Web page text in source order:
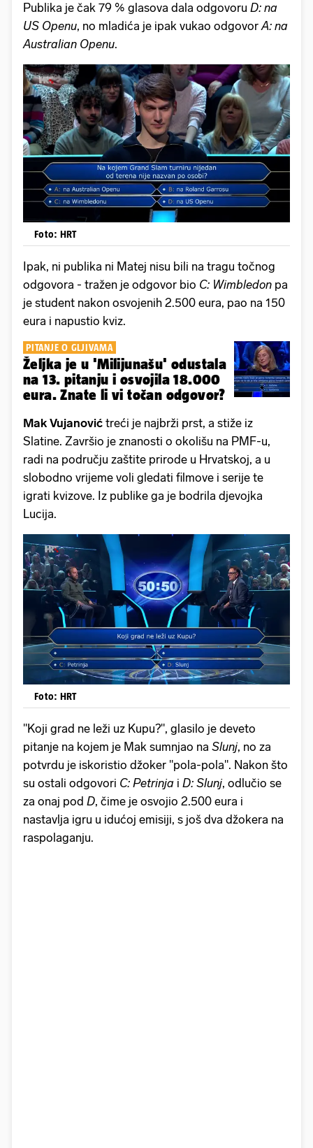
Publika je čak 79 % glasova dala odgovoru D: na
US Openu, no mladića je ipak vukao odgovor A: na
Australian Openu.
Foto: HRT
Ipak, ni publika ni Matej nisu bili na tragu točnog
odgovora - tražen je odgovor bio C: Wimbledon pa
je student nakon osvojenih 2.500 eura, pao na 150
eura i napustio kviz.
PITANJE O GLJIVAMA
Željka je u 'Milijunašu' odustala
na 13. pitanju i osvojila 18.000
eura. Znate li vi točan odgovor?
Mak Vujanović treći je najbrži prst, a stiže iz
Slatine. Završio je znanosti o okolišu na PMF-u,
radi na području zaštite prirode u Hrvatskoj, a u
slobodno vrijeme voli gledati filmove i serije te
igrati kvizove. Iz publike ga je bodrila djevojka
Lucija.
Foto: HRT
"Koji grad ne leži uz Kupu?", glasilo je deveto
pitanje na kojem je Mak sumnjao na Slunj, no za
potvrdu je iskoristio džoker "pola-pola". Nakon što
su ostali odgovori C: Petrinja i D: Slunj, odlučio se
za onaj pod D, čime je osvojio 2.500 eura i
nastavlja igru u idućoj emisiji, s još dva džokera na
raspolaganju.